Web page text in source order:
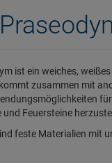
ist ein weiches,
zusammen mit
und Feuersteine
feste Materialien mit